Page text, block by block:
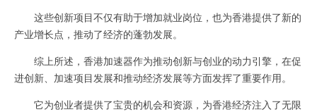
这些创新项目不仅有助于增加就业岗位，也为香港提供了新的
产业增长点，推动了经济的蓬勃发展。
综上所述，香港加速器作为推动创新与创业的动力引擎，在促
进创新、加速项目发展和推动经济发展等方面发挥了重要作用。
它为创业者提供了宝贵的机会和资源，为香港经济注入了无限